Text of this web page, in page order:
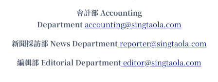
會計部 Accounting
Department accounting@singtaola.com
新聞採訪部 News Department reporter@singtaola.com
編輯部 Editorial Department editor@singtaola.com